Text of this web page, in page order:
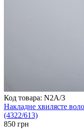
Код товара: N2A/3
Накладне хвилясте
(4322/613)
850 грн